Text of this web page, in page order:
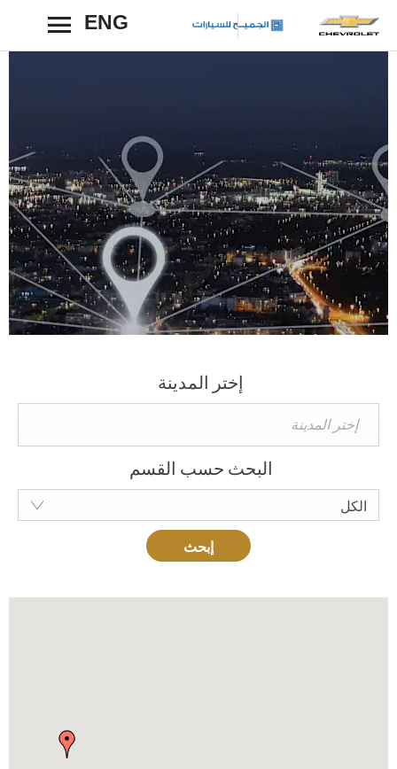
ENG رجوع
إختر المدينة
البحث حسب القسم
الكل
إبحث